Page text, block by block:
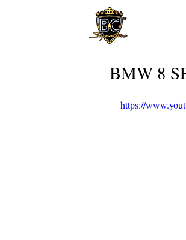
BMW 8
https://